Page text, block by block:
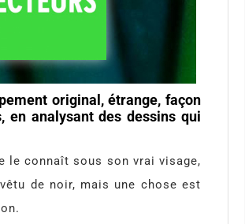
original, étrange, façon
en analysant des dessins qui
le connaît sous son vrai visage,
de noir, mais une chose est